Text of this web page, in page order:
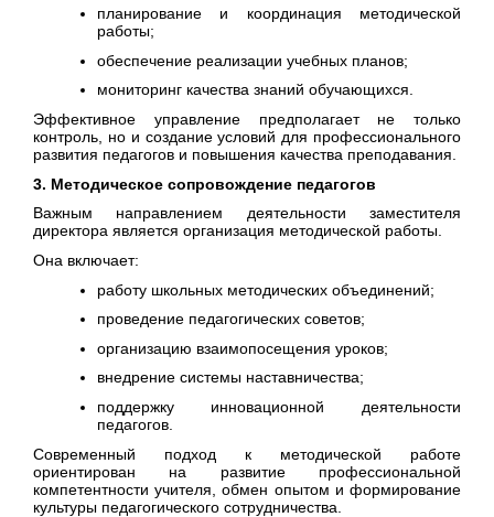
планирование и координация методической
работы;
обеспечение реализации учебных планов;
мониторинг качества знаний обучающихся.
Эффективное управление предполагает не только
контроль, но и создание условий для профессионального
развития педагогов и повышения качества преподавания.
3. Методическое сопровождение педагогов
Важным направлением деятельности заместителя
директора является организация методической работы.
Она включает:
работу школьных методических объединений;
проведение педагогических советов;
организацию взаимопосещения уроков;
внедрение системы наставничества;
поддержку инновационной деятельности
педагогов.
Современный подход к методической работе
ориентирован на развитие профессиональной
компетентности учителя, обмен опытом и формирование
культуры педагогического сотрудничества.